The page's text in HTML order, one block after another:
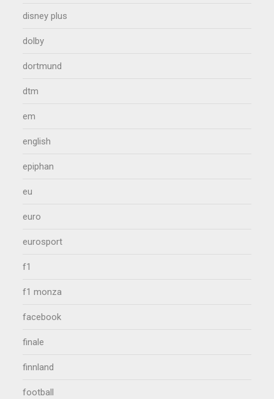
disney plus
dolby
dortmund
dtm
em
english
epiphan
eu
euro
eurosport
f1
f1 monza
facebook
finale
finnland
football